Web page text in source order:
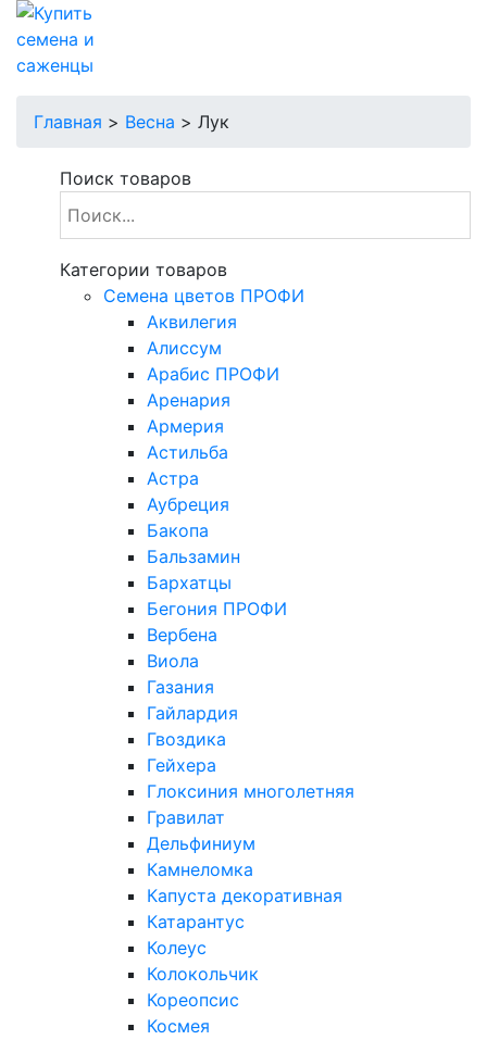
Главная > Весна > Лук
Поиск товаров
Категории товаров
Cемена цветов ПРОФИ
Аквилегия
Алиссум
Арабис ПРОФИ
Аренария
Армерия
Астильба
Астра
Аубреция
Бакопа
Бальзамин
Бархатцы
Бегония ПРОФИ
Вербена
Виола
Газания
Гайлардия
Гвоздика
Гейхера
Глоксиния многолетняя
Гравилат
Дельфиниум
Камнеломка
Капуста декоративная
Катарантус
Колеус
Колокольчик
Кореопсис
Космея